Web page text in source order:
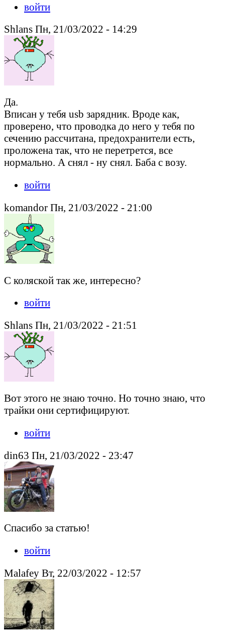
войти
Shlans Пн, 21/03/2022 - 14:29
Да.
Вписан у тебя usb зарядник. Вроде как,
проверено, что проводка до него у тебя по
сечению рассчитана, предохранители есть,
проложена так, что не перетрется, все
нормально. А снял - ну снял. Баба с возу.
войти
komandor Пн, 21/03/2022 - 21:00
С коляской так же, интересно?
войти
Shlans Пн, 21/03/2022 - 21:51
Вот этого не знаю точно. Но точно знаю, что
трайки они сертифицируют.
войти
din63 Пн, 21/03/2022 - 23:47
Спасибо за статью!
войти
Malafey Вт, 22/03/2022 - 12:57